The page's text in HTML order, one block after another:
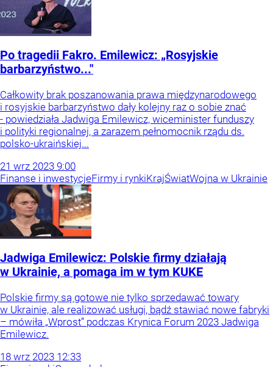
Po tragedii Fakro. Emilewicz: „Rosyjskie
barbarzyństwo..."
Całkowity brak poszanowania prawa międzynarodowego
i rosyjskie barbarzyństwo dały kolejny raz o sobie znać
- powiedziała Jadwiga Emilewicz, wiceminister funduszy
i polityki regionalnej, a zarazem pełnomocnik rządu ds.
polsko-ukraińskiej...
21 wrz 2023 9:00
Finanse i inwestycjeFirmy i rynkiKrajŚwiatWojna w Ukrainie
Jadwiga Emilewicz: Polskie firmy działają
w Ukrainie, a pomaga im w tym KUKE
Polskie firmy są gotowe nie tylko sprzedawać towary
w Ukrainie, ale realizować usługi, bądź stawiać nowe fabryki
– mówiła „Wprost” podczas Krynica Forum 2023 Jadwiga
Emilewicz.
18 wrz 2023 12:33